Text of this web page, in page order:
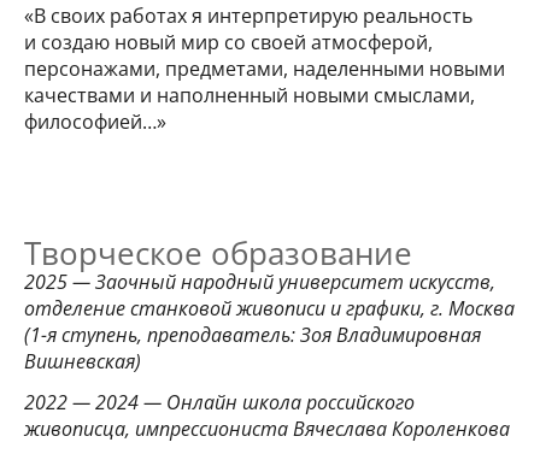
«В своих работах я интерпретирую реальность
и создаю новый мир со своей атмосферой,
персонажами, предметами, наделенными новыми
качествами и наполненный новыми смыслами,
философией…»
Творческое образование
2025 — Заочный народный университет искусств,
отделение станковой живописи и графики, г. Москва
(1-я ступень, преподаватель: Зоя Владимировная
Вишневская)
2022 — 2024 — Онлайн школа российского
живописца, импрессиониста Вячеслава Короленкова